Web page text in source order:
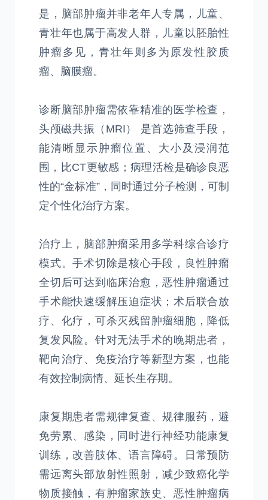
是，脑部肿瘤并非老年人专属，儿童、
青壮年也属于高发人群，儿童以胚胎性
肿瘤多见，青壮年则多为原发性胶质
瘤、脑膜瘤。
诊断脑部肿瘤需依靠精准的医学检查，
头颅磁共振（MRI） 是首选筛查手段，
能清晰显示肿瘤位置、大小及浸润范
围，比CT更敏感；病理活检是确诊良恶
性的“金标准”，同时通过分子检测，可制
定个性化治疗方案。
治疗上，脑部肿瘤采用多学科综合诊疗
模式。手术切除是核心手段，良性肿瘤
全切后可达到临床治愈，恶性肿瘤通过
手术能快速缓解压迫症状；术后联合放
疗、化疗，可杀灭残留肿瘤细胞，降低
复发风险。针对无法手术的晚期患者，
靶向治疗、免疫治疗等新型方案，也能
有效控制病情、延长生存期。
康复期患者需规律复查、规律服药，避
免劳累、感染，同时进行神经功能康复
训练，改善肢体、语言障碍。日常预防
需远离头部放射性照射，减少致癌化学
物质接触，有肿瘤家族史、恶性肿瘤病